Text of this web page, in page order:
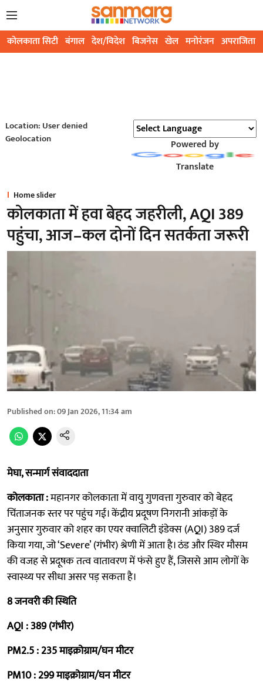
कोलकाता सिटी बंगाल देश/विदेश बिजनेस खेल मनोरंजन अपराजिता
Location: User denied
Geolocation
Powered by
Translate
Home slider
कोलकाता में हवा बेहद जहरीली, AQI 389
पहुंचा, आज–कल दोनों दिन सतर्कता जरूरी
Published on:09 Jan 2026, 11:34 am
मेघा, सन्मार्ग संवाददाता
कोलकाता :महानगर कोलकाता में वायु गुणवत्ता गुरुवार को बेहद
चिंताजनक स्तर पर पहुंच गई। केंद्रीय प्रदूषण निगरानी आंकड़ों के
अनुसार गुरुवार को शहर का एयर क्वालिटी इंडेक्स (AQI) 389 दर्ज
किया गया, जो ‘Severe’ (गंभीर) श्रेणी में आता है। ठंड और स्थिर मौसम
की वजह से प्रदूषक तत्व वातावरण में फंसे हुए हैं, जिससे आम लोगों के
स्वास्थ्य पर सीधा असर पड़ सकता है।
8 जनवरी की स्थिति
AQI : 389 (गंभीर)
PM2.5 : 235 माइक्रोग्राम/घन मीटर
PM10 : 299 माइक्रोग्राम/घन मीटर